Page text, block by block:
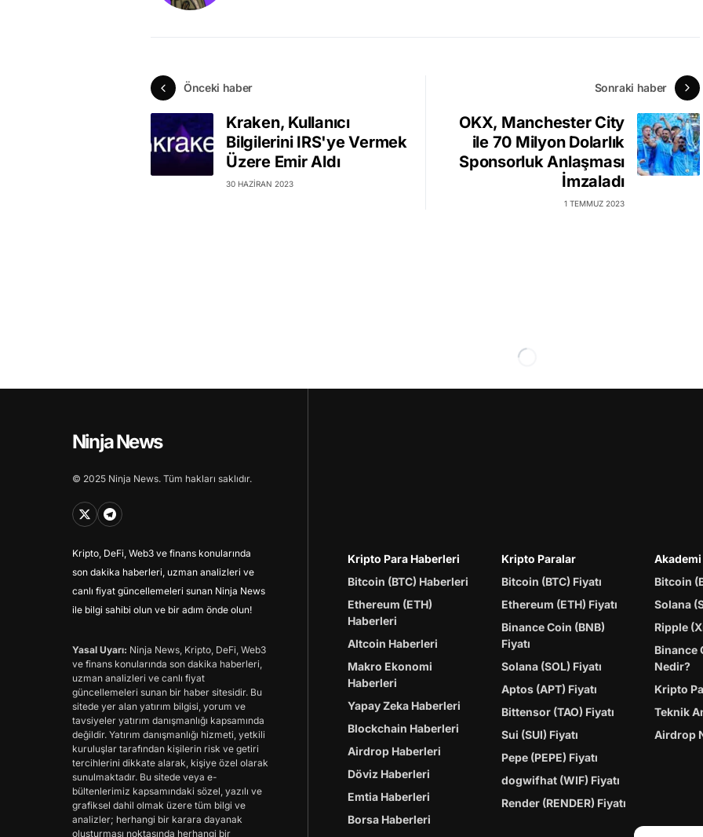
Önceki haber
Kraken, Kullanıcı
Bilgilerini IRS'ye Vermek
Üzere Emir Aldı
30 HAZIRAN 2023
Sonraki haber
OKX, Manchester City
ile 70 Milyon Dolarlık
Sponsorluk Anlaşması
İmzaladı
1 TEMMUZ 2023
Ninja News
© 2025 Ninja News. Tüm hakları saklıdır.
Kripto, DeFi, Web3 ve finans konularında
son dakika haberleri, uzman analizleri ve
canlı fiyat güncellemeleri sunan Ninja News
ile bilgi sahibi olun ve bir adım önde olun!
Yasal Uyarı: Ninja News, Kripto, DeFi, Web3
ve finans konularında son dakika haberleri,
uzman analizleri ve canlı fiyat
güncellemeleri sunan bir haber sitesidir. Bu
sitede yer alan yatırım bilgisi, yorum ve
tavsiyeler yatırım danışmanlığı kapsamında
değildir. Yatırım danışmanlığı hizmeti, yetkili
kuruluşlar tarafından kişilerin risk ve getiri
tercihlerini dikkate alarak, kişiye özel olarak
sunulmaktadır. Bu sitede veya e-
bültenlerimiz kapsamındaki sözel, yazılı ve
grafiksel dahil olmak üzere tüm bilgi ve
analizler; herhangi bir karara dayanak
oluşturması noktasında herhangi bir
Kripto Para Haberleri
Bitcoin (BTC) Haberleri
Ethereum (ETH)
Haberleri
Altcoin Haberleri
Makro Ekonomi
Haberleri
Yapay Zeka Haberleri
Blockchain Haberleri
Airdrop Haberleri
Döviz Haberleri
Emtia Haberleri
Borsa Haberleri
Kripto Paralar
Bitcoin (BTC) Fiyatı
Ethereum (ETH) Fiyatı
Binance Coin (BNB)
Fiyatı
Solana (SOL) Fiyatı
Aptos (APT) Fiyatı
Bittensor (TAO) Fiyatı
Sui (SUI) Fiyatı
Pepe (PEPE) Fiyatı
dogwifhat (WIF) Fiyatı
Render (RENDER) Fiyatı
Akademi
Bitcoin
Solana
Ripple
Binance
Nedir?
Kripto
Teknik
Airdrop